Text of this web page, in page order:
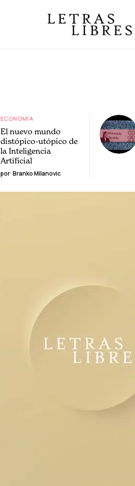
ECONOMÍA
El nuevo mundo
distópico-utópico de
la Inteligencia
Artificial
por Branko Milanovic